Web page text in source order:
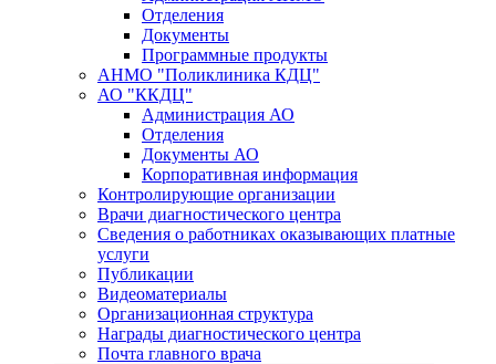
Отделения
Документы
Программные продукты
АНМО "Поликлиника КДЦ"
АО "ККДЦ"
Администрация АО
Отделения
Документы АО
Корпоративная информация
Контролирующие организации
Врачи диагностического центра
Сведения о работниках оказывающих платные
услуги
Публикации
Видеоматериалы
Организационная структура
Награды диагностического центра
Почта главного врача